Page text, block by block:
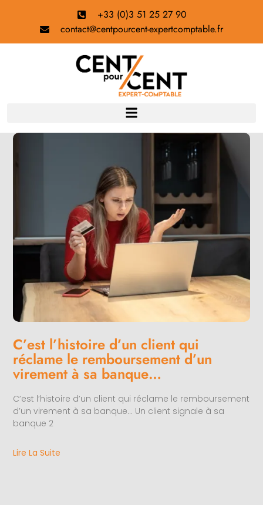
+33 (0)3 51 25 27 90
contact@centpourcent-expertcomptable.fr
C’est l’histoire d’un client qui
réclame le remboursement d’un
virement à sa banque…
C’est l’histoire d’un client qui réclame le remboursement
d’un virement à sa banque… Un client signale à sa
banque 2
Lire La Suite